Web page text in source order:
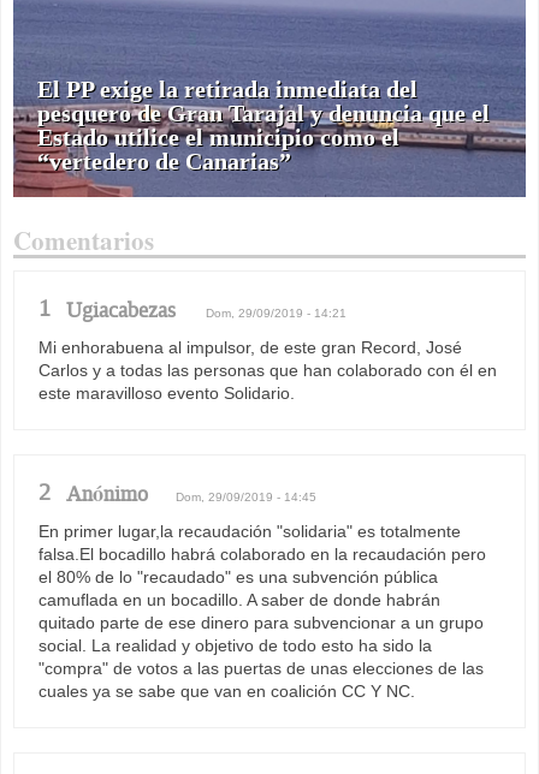
El PP exige la retirada inmediata del
pesquero de Gran Tarajal y denuncia que el
Estado utilice el municipio como el
“vertedero de Canarias”
Comentarios
1 Ugiacabezas Dom, 29/09/2019 - 14:21
Mi enhorabuena al impulsor, de este gran Record, José
Carlos y a todas las personas que han colaborado con él en
este maravilloso evento Solidario.
2 Anónimo Dom, 29/09/2019 - 14:45
En primer lugar,la recaudación "solidaria" es totalmente
falsa.El bocadillo habrá colaborado en la recaudación pero
el 80% de lo "recaudado" es una subvención pública
camuflada en un bocadillo. A saber de donde habrán
quitado parte de ese dinero para subvencionar a un grupo
social. La realidad y objetivo de todo esto ha sido la
"compra" de votos a las puertas de unas elecciones de las
cuales ya se sabe que van en coalición CC Y NC.